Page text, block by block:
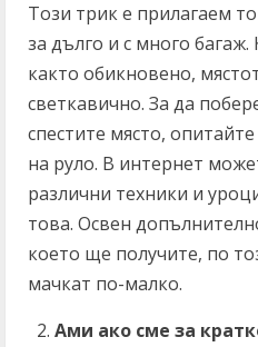
Този трик е прилагаем
за дълго и с много багаж.
както обикновено,
светкавично. За да
спестите място,
на руло. В интернет
различни техники и
това. Освен
което ще получите, по
мачкат по-малко.
Ами ако сме за